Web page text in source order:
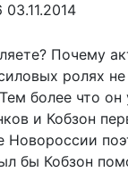
03.11.2014
Почему
ролях не
более что он
и Кобзон
Новороссии
бы Кобзон